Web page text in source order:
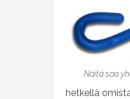
Näitä saa
hetkellä